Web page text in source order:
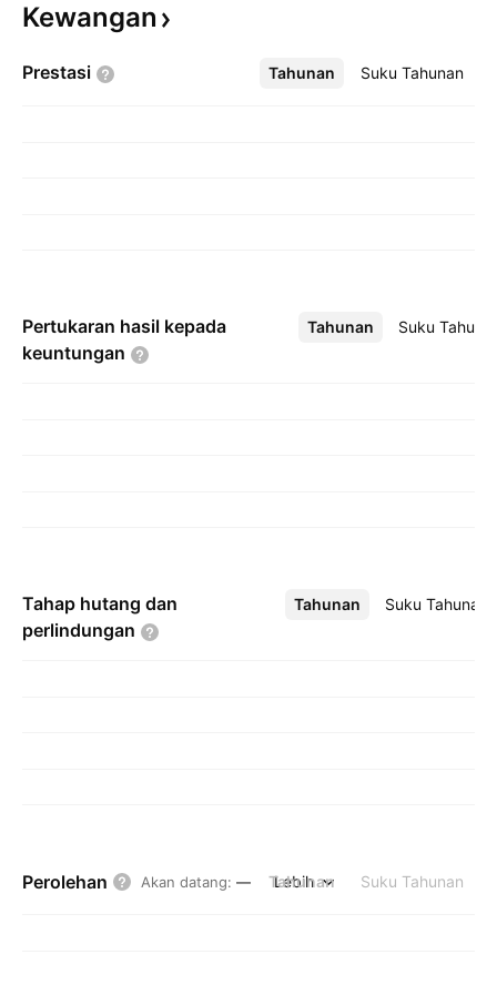
Kewangan
Prestasi Tahunan Suku Tahunan
Lebih
Pertukaran hasil kepada
keuntungan
Tahunan Suku
Lebih
Tahap hutang dan
perlindungan
Tahunan Suku Tahunan
Lebih
Perolehan Akan datang: — Tahunan Suku Tahunan
Lebih